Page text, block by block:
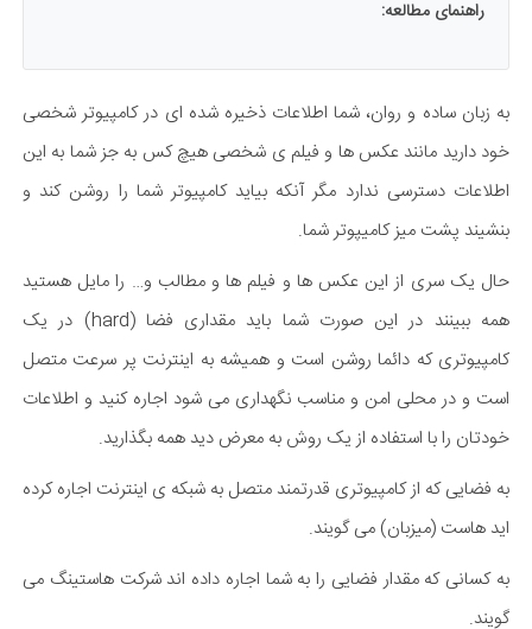
راهنمای مطالعه:
به زبان ساده و روان، شما اطلاعات ذخیره شده ای در کامپیوتر شخصی
خود دارید مانند عکس ها و فیلم ی شخصی هیچ کس به جز شما به این
اطلاعات دسترسی ندارد مگر آنکه بیاید کامپیوتر شما را روشن کند و
بنشیند پشت میز کامیپوتر شما.
حال یک سری از این عکس ها و فیلم ها و مطالب و… را مایل هستید
همه ببینند در این صورت شما باید مقداری فضا (hard) در یک
کامپیوتری که دائما روشن است و همیشه به اینترنت پر سرعت متصل
است و در محلی امن و مناسب نگهداری می شود اجاره کنید و اطلاعات
خودتان را با استفاده از یک روش به معرض دید همه بگذارید.
به فضایی که از کامپیوتری قدرتمند متصل به شبکه ی اینترنت اجاره کرده
اید هاست (میزبان) می گویند.
به کسانی که مقدار فضایی را به شما اجاره داده اند شرکت هاستینگ می
گویند.